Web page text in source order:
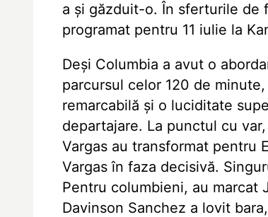
a și găzduit-o. În sferturile de
programat pentru 11 iulie la
Deși Columbia a avut o
parcursul celor 120 de
remarcabilă și o luciditate
departajare. La punctul cu
Vargas au transformat pentru
Vargas în faza decisivă.
Pentru columbieni, au marcat
Davinson Sanchez a lovit